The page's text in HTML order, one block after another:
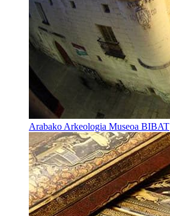
Arabako Arkeologia Museoa BIBAT